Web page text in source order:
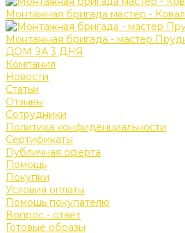
Монтажная бригада мастер -
Монтажная бригада - мастер
ДОМ ЗА 3 ДНЯ
Компания
Новости
Статьи
Отзывы
Сотрудники
Политика конфиденциальности
Сертификаты
Публичная оферта
Помощь
Покупки
Условия оплаты
Помощь покупателю
Вопрос - ответ
Готовые образы